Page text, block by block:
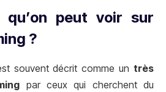
qu’on peut voir sur
?
souvent décrit comme untrès
par ceux qui cherchent du